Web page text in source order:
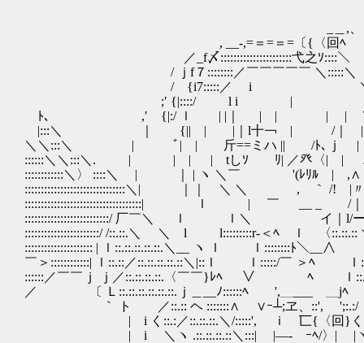
_＿,、
, __-,=＝=＝=〔{〈回ﾍ
／_f〆::::::::::::::::::::::弋之ｿ::::＼
/ ｊf７::::::::／￣￣￣￣￣ ＼:::::＼
/ {i7:::::／ i ＼:::::
;′ {|::::/ l i | ヽ
ﾄ、 ,′ {|:/ ｌ | |｜ | | | |
|:::＼ ｜ {|| | |｜l十￢ | /｜
＼＼:::＼ | ﾞ| | 斤==ミハ || /ﾄ､ｊ
::::::＼＼:::＼. | | | | tしｿ ﾘ| ／
::::::::::::＼〉 ::::＼ | ｜ | ヽ ＼￣ '(ﾚﾘﾙ | ,∧
:::::::::::::::::::::::::::::::＼| ｜｜ ＼ ＼ , ｀ /! |
::::::::::::::::::::::::::::::::::::| ｌ | ￣ __ _ /｜/″
::::::::::::::::::::::::::/ 厂￣＼ ｌ ｌ＼ イ｜l/ーく
:::::::::::::::::::::::/ /::.::.＼ ＼ l l:::::::::r‐＜ﾍ ｌ 〈::.::.::ヽ
::::::::::::::::::::: | ｌ::.::.::.::.::.＼__ ヽ ｌ ｌ::::::::ﾄ＼__∧
￣＞::::::::::::| ｌ::.::／::.::.::.::.::＼|::ｌ ｌ:::::/￣ ＞ﾍ
::::::／￣￣ｊ ｊ／::.::.::.::.〈￣￣}ﾚﾍ ∨ ﾍ ｌ
／ 〔 Ｌ::.::.::.::.::.::.ｊ＿__ﾉ::::::ﾍ ',＿___ ＿jﾍ
｀ ト ／::.:: ヘ :::::::∧ ∨ｰ┴;ヱ、::',
| i く::.:／::.::.::.＼/:::::', ｉ 匸{〈回}く
| i ＼ヽ .::.::.::.::＼:::| |―-ゞｰﾍ/〉| |